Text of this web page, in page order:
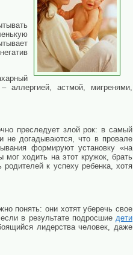
аллергией, астмой, мигренями,
преследует злой рок: в самый
не догадываются, что в провале
формируют установку «на
ходить на этот кружок, брать
родителей к успеху ребенка, хотя
понять: они хотят уберечь свое
в результате подросшие дети
лидерства человек, даже